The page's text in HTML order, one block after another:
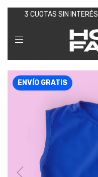
3 CUOTAS SIN
ENVÍO GRATIS